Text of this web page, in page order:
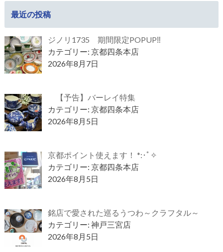
最近の投稿
ジノリ1735 期間限定POPUP‼
カテゴリー: 京都四条本店
2026年8月7日
【予告】バーレイ特集
カテゴリー: 京都四条本店
2026年8月5日
京都ポイント使えます！ *:･ﾟ✧
カテゴリー: 京都四条本店
2026年8月5日
銘店で愛された巡るうつわ～クラフタル～
カテゴリー: 神戸三宮店
2026年8月5日